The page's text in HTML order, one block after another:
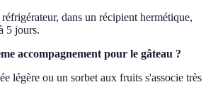
dans un récipient hermétique,
5 jours.
accompagnement pour le gâteau ?
légère ou un sorbet aux fruits s'associe très